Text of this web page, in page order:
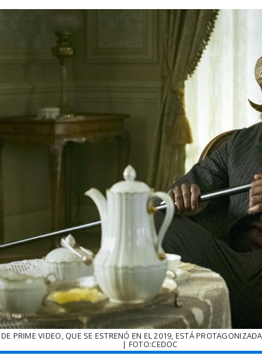
PRIME VIDEO, QUE SE ESTRENÓ EN EL 2019, ESTÁ
| FOTO:CEDOC